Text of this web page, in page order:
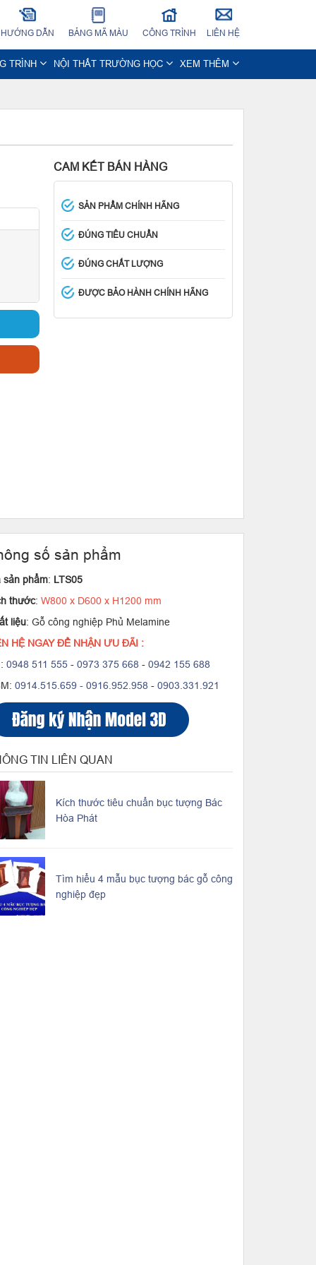
HƯỚNG DẪN BẢNG MÃ MÀU CÔNG TRÌNH LIÊN HỆ
TRÌNH NỘI THẤT TRƯỜNG HỌC XEM THÊM
CAM KẾT BÁN HÀNG
SẢN PHẨM CHÍNH HÃNG
ĐÚNG TIÊU CHUẨN
ĐÚNG CHẤT LƯỢNG
ĐƯỢC BẢO HÀNH CHÍNH HÃNG
số sản phẩm
sản phẩm: LTS05
thước: W800 x D600 x H1200 mm
liệu: Gỗ công nghiệp Phủ Melamine
HỆ NGAY ĐỂ NHẬN ƯU ĐÃI :
0948 511 555- 0973 375 668 - 0942 155 688
0914.515.659 - 0916.952.958 - 0903.331.921
TIN LIÊN QUAN
Kích thước tiêu chuẩn bục tượng Bác
Hòa Phát
Tìm hiểu 4 mẫu bục tượng bác gỗ công
nghiệp đẹp